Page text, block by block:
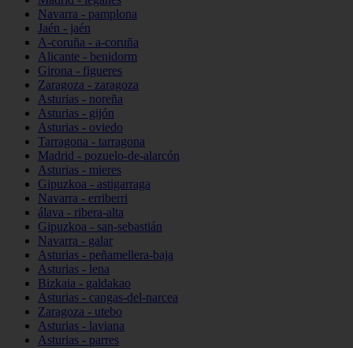
Navarra - pamplona
Jaén - jaén
A-coruña - a-coruña
Alicante - benidorm
Girona - figueres
Zaragoza - zaragoza
Asturias - noreña
Asturias - gijón
Asturias - oviedo
Tarragona - tarragona
Madrid - pozuelo-de-alarcón
Asturias - mieres
Gipuzkoa - astigarraga
Navarra - erriberri
álava - ribera-alta
Gipuzkoa - san-sebastián
Navarra - galar
Asturias - peñamellera-baja
Asturias - lena
Bizkaia - galdakao
Asturias - cangas-del-narcea
Zaragoza - utebo
Asturias - laviana
Asturias - parres